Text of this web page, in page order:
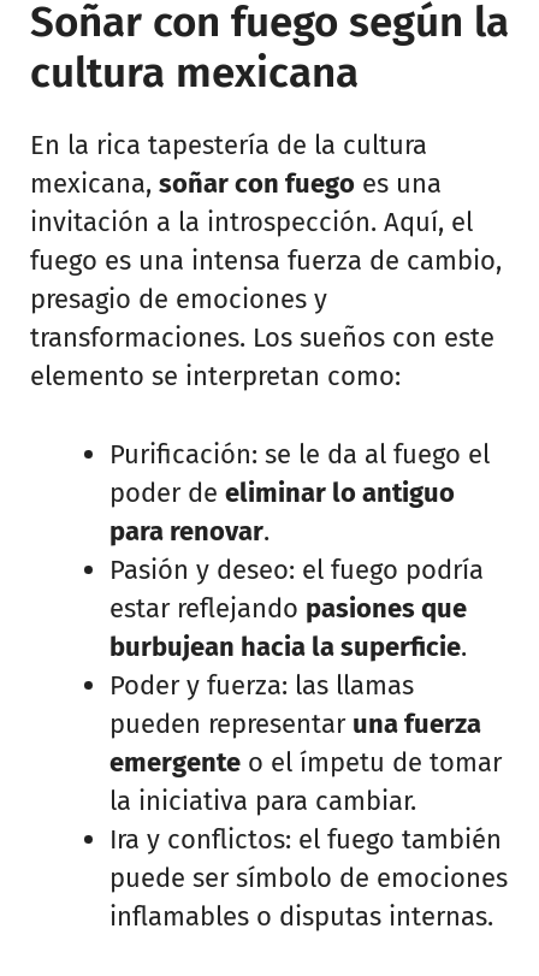
Soñar con fuego según la
cultura mexicana
En la rica tapestería de la cultura
mexicana, soñar con fuego es una
invitación a la introspección. Aquí, el
fuego es una intensa fuerza de cambio,
presagio de emociones y
transformaciones. Los sueños con este
elemento se interpretan como:
Purificación: se le da al fuego el
poder de eliminar lo antiguo
para renovar.
Pasión y deseo: el fuego podría
estar reflejando pasiones que
burbujean hacia la superficie.
Poder y fuerza: las llamas
pueden representar una fuerza
emergente o el ímpetu de tomar
la iniciativa para cambiar.
Ira y conflictos: el fuego también
puede ser símbolo de emociones
inflamables o disputas internas.